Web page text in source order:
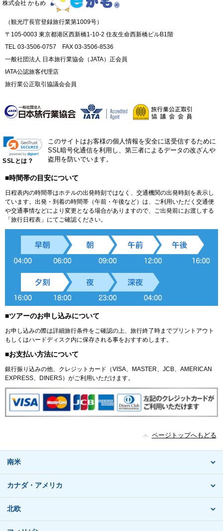
株式会社 かもめ
（観光庁長官登録旅行業第1009号）
〒105-0003 東京都港区西新橋1-10-2 住友生命西新橋ビルB1階
TEL 03-3506-0757 FAX 03-3506-8536
一般社団法人 日本旅行業協会（JATA）正会員
IATA公認旅客代理店
旅行業公正取引協議会会員
SSLとは？
このサイトはお客様の個人情報を安全に送受信するために
SSL暗号化通信を利用し、第三者によるデータの改ざんや
盗用を防いでいます。
■時間帯の目安について
日程表内の時間帯はホテルの出発時刻ではなく、交通機関の出発時刻を表示し
ています。出発・到着の時間帯（午前・午後など）は、ご利用いただく交通便
や交通事情などにより変更となる場合がありますので、ご出発前にお渡しする
「旅行日程表」にてご確認ください。
■ツアーのお申し込みについて
お申し込みの際は詳細旅行条件をご確認の上、旅行終了時までプリントアウト
もしくはハードディスク内に保存される事をおすすめします。
■お支払い方法について
銀行振り込みの他、クレジットカード（VISA、MASTER、JCB、AMERICAN
EXPRESS、DINERS）がご利用いただけます。
ページトップへもどる
南米
カナダ・アメリカ
北欧